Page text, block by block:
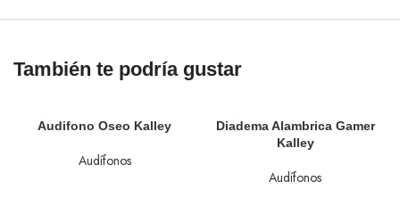
También te podría gustar
Audifono Oseo Kalley
Audífonos
Diadema Alambrica Gamer
Kalley
Audífonos